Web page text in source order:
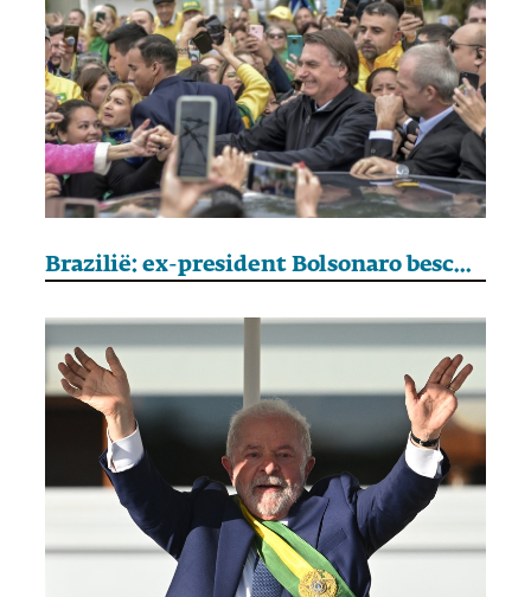
Brazilië: ex-president Bolsonaro beschuldigd van poging tot staatsgreep